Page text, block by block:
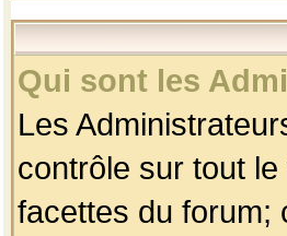
Qui sont les
Les
contrôle sur tout
facettes du forum;